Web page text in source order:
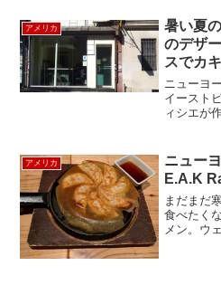
アメリカ
暑い夏
のデザ
スでカ
ニューヨ
イースト
ィシエが
ト用専門
アメリカ
ニュー
E.A.K
まだまだ
食べたく
メン。ウ